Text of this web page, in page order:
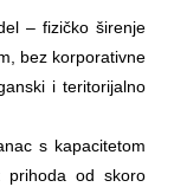
– fizičko širenje
bez korporativne
i teritorijalno
s kapacitetom
prihoda od skoro